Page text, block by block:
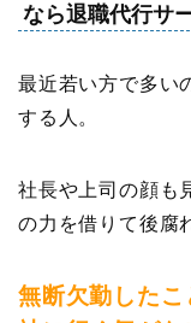
なら退職代行サ
最近若い方で多い
する人。
社長や上司の顔も
の力を借りて後腐
無断欠勤した